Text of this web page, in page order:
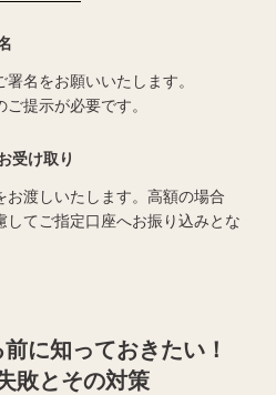
署名をお願いいたします。
提示が必要です。
受け取り
お渡しいたします。高額の場合
してご指定口座へお振り込みとな
前に知っておきたい！
敗とその対策